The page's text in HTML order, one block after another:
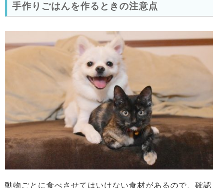
手作りごはんを作るときの注意点
動物ごとに食べさせてはいけない食材があるので、確認